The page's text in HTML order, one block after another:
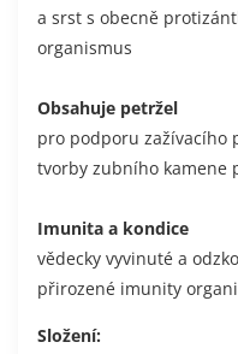
a srst s obecně
organismus
Obsahuje petržel
pro podporu zažívacího
tvorby zubního kamene
Imunita a kondice
vědecky vyvinuté a
přirozené imunity
Složení: